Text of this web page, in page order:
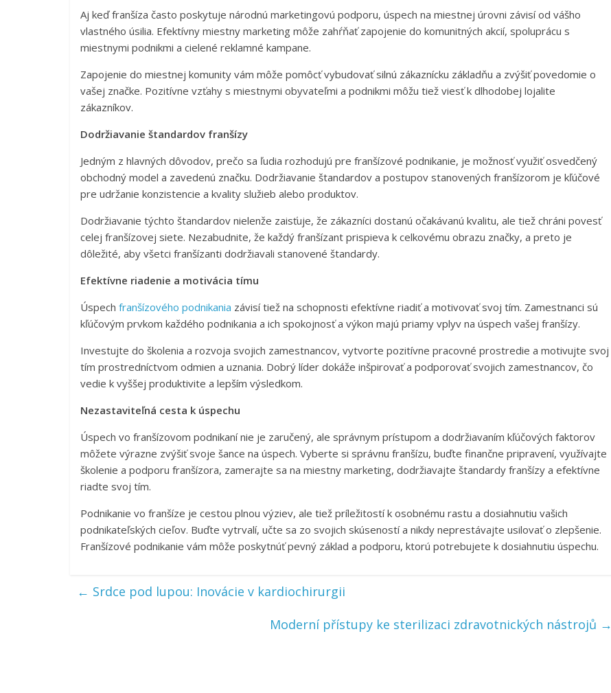
Aj keď franšíza často poskytuje národnú marketingovú podporu, úspech na miestnej úrovni závisí od vášho
vlastného úsilia. Efektívny miestny marketing môže zahŕňať zapojenie do komunitných akcií, spoluprácu s
miestnymi podnikmi a cielené reklamné kampane.
Zapojenie do miestnej komunity vám môže pomôcť vybudovať silnú zákaznícku základňu a zvýšiť povedomie o
vašej značke. Pozitívne vzťahy s miestnymi obyvateľmi a podnikmi môžu tiež viesť k dlhodobej lojalite
zákazníkov.
Dodržiavanie štandardov franšízy
Jedným z hlavných dôvodov, prečo sa ľudia rozhodujú pre franšízové podnikanie, je možnosť využiť osvedčený
obchodný model a zavedenú značku. Dodržiavanie štandardov a postupov stanovených franšízorom je kľúčové
pre udržanie konzistencie a kvality služieb alebo produktov.
Dodržiavanie týchto štandardov nielenže zaisťuje, že zákazníci dostanú očakávanú kvalitu, ale tiež chráni povesť
celej franšízovej siete. Nezabudnite, že každý franšízant prispieva k celkovému obrazu značky, a preto je
dôležité, aby všetci franšízanti dodržiavali stanovené štandardy.
Efektívne riadenie a motivácia tímu
Úspech franšízového podnikania závisí tiež na schopnosti efektívne riadiť a motivovať svoj tím. Zamestnanci sú
kľúčovým prvkom každého podnikania a ich spokojnosť a výkon majú priamy vplyv na úspech vašej franšízy.
Investujte do školenia a rozvoja svojich zamestnancov, vytvorte pozitívne pracovné prostredie a motivujte svoj
tím prostredníctvom odmien a uznania. Dobrý líder dokáže inšpirovať a podporovať svojich zamestnancov, čo
vedie k vyššej produktivite a lepším výsledkom.
Nezastaviteľná cesta k úspechu
Úspech vo franšízovom podnikaní nie je zaručený, ale správnym prístupom a dodržiavaním kľúčových faktorov
môžete výrazne zvýšiť svoje šance na úspech. Vyberte si správnu franšízu, buďte finančne pripravení, využívajte
školenie a podporu franšízora, zamerajte sa na miestny marketing, dodržiavajte štandardy franšízy a efektívne
riadte svoj tím.
Podnikanie vo franšíze je cestou plnou výziev, ale tiež príležitostí k osobnému rastu a dosiahnutiu vašich
podnikateľských cieľov. Buďte vytrvalí, učte sa zo svojich skúseností a nikdy neprestávajte usilovať o zlepšenie.
Franšízové podnikanie vám môže poskytnúť pevný základ a podporu, ktorú potrebujete k dosiahnutiu úspechu.
← Srdce pod lupou: Inovácie v kardiochirurgii
Moderní přístupy ke sterilizaci zdravotnických nástrojů →